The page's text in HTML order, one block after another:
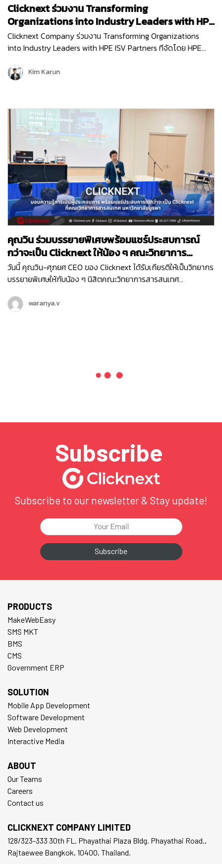
Clicknext ร่วมงาน Transforming
Organizations into Industry Leaders with HPE
ISV Partners
Clicknext Company ร่วมงาน Transforming Organizations
into Industry Leaders with HPE ISV Partners ทีจัดโดย HPE
อัปเดตนวัตกรรมใหม่ๆ การนำเทคโนโลยีด้าน…
Kim Karun
คุณวิน ร่วมบรรยายพิเศษพร้อมแชร์ประสบการณ์
กว่าจะเป็น Clicknext ให้น้อง ๆ คณะวิทยาการ
สารสนเทศ ม.บูรพา
วันนี้ คุณวิน-ศุภยศ CEO ของ Clicknext ได้รับเกียรติให้เป็นวิทยากร
บรรยายพิเศษให้กับน้อง ๆ นิสิตคณะวิทยาการสารสนเทศ
Newly formed ventures, small to medium size growth-
oriented ventures…
waranya.v
Subscribe
Subscribe to our newsletter & Stay update!
PRODUCTS
MakeWebEasy
SMS MKT
BMS
CMS
Government ERP
SOLUTION
Mobile App Development
Software Development
Web Development
Interactive Media
ABOUT
Our Teams
Careers
Contact us
CLICKNEXT COMPANY LIMITED
128/323-333 30th FL. Phayathai Plaza Bldg. Phayathai Road.,
Rajtaewee Bangkok, 10400, Thailand.